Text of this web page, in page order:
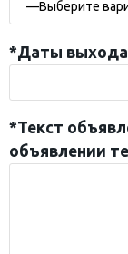
*Даты выхода
*Текст
объявлении